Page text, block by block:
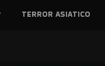
TERROR ASIATICO